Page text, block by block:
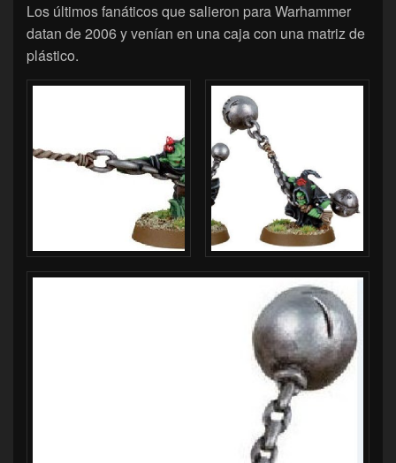
Los últimos fanáticos que salieron para Warhammer
datan de 2006 y venían en una caja con una matriz de
plástico.